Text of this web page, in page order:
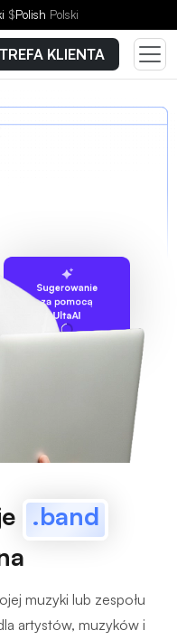
$Polish Polski
KLIENTA
Sugerowanie
za pomocą
UltaAI
.band
muzyki lub zespołu
artystów, muzyków i